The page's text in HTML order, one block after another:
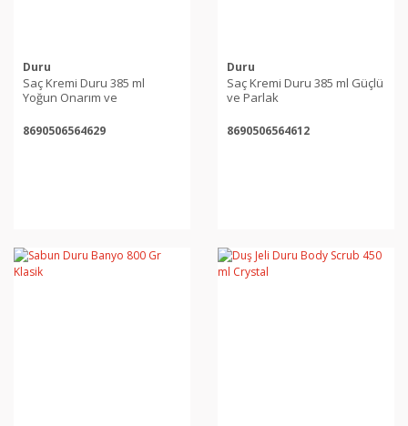
Duru
Saç Kremi Duru 385 ml
Yoğun Onarım ve
8690506564629
Duru
Saç Kremi Duru 385 ml Güçlü
ve Parlak
8690506564612